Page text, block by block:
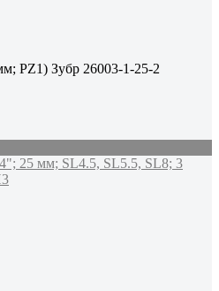
PZ1) Зубр 26003-1-25-2